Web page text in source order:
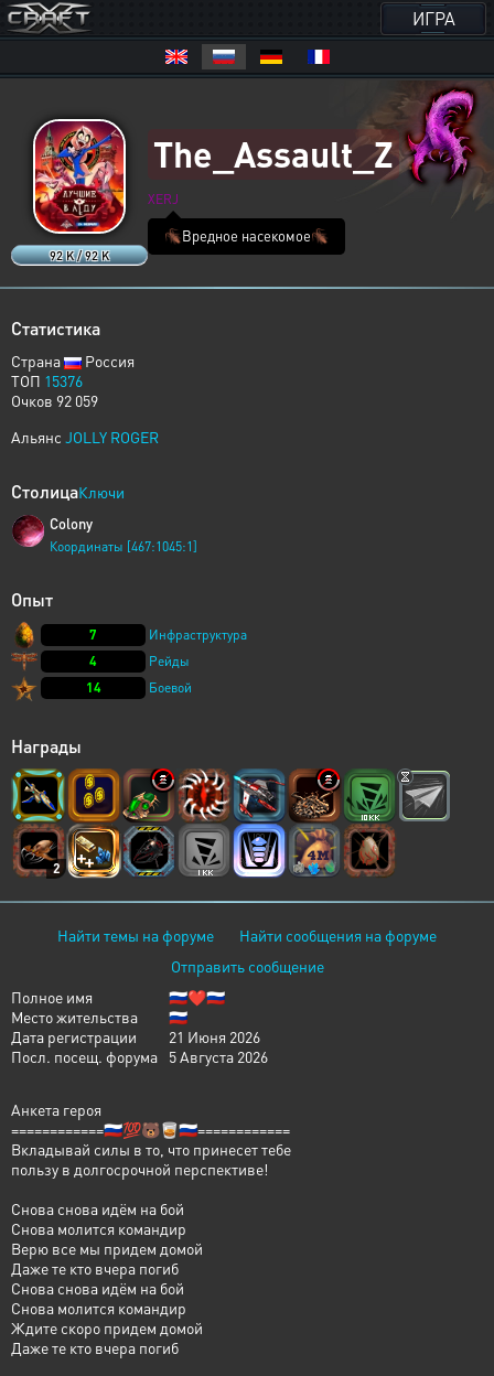
ИГРА
92 K / 92 K
The_Assault_Z
XERJ
🪳Вредное насекомое🪳
Статистика
Страна
Россия
ТОП 15376
Очков 92 059
Альянс JOLLY ROGER
СтолицаКлючи
Colony
Координаты [467:1045:1]
Опыт
7
Инфраструктура
4
Рейды
14
Боевой
Награды
2
Найти темы на форуме
Найти сообщения на форуме
Отправить сообщение
Полное имя
🇷🇺❤️🇷🇺
Место жительства
🇷🇺
Дата регистрации
21 Июня 2026
Посл. посещ. форума
5 Августа 2026
Анкета героя
============🇷🇺💯🐻🥃🇷🇺============
Вкладывай силы в то, что принесет тебе
пользу в долгосрочной перспективе!
Снова снова идём на бой
Снова молится командир
Верю все мы придем домой
Даже те кто вчера погиб
Снова снова идём на бой
Снова молится командир
Ждите скоро придем домой
Даже те кто вчера погиб